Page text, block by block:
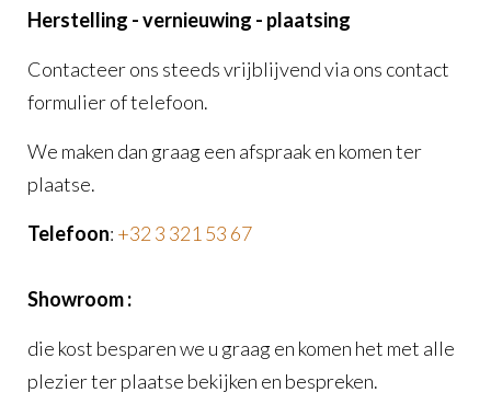
Herstelling - vernieuwing - plaatsing
Contacteer ons steeds vrijblijvend via ons contact
formulier of telefoon.
We maken dan graag een afspraak en komen ter
plaatse.
Telefoon: +32 3 321 53 67
Showroom :
die kost besparen we u graag en komen het met alle
plezier ter plaatse bekijken en bespreken.